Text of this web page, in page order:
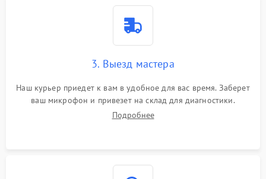
3. Выезд мастера
Наш курьер приедет к вам в удобное для вас время. Заберет
ваш микрофон и привезет на склад для диагностики.
Подробнее